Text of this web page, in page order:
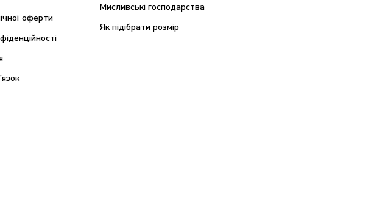
оферти
Мисливські господарства
Як підібрати розмір